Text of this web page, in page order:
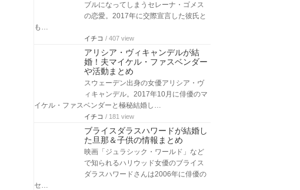
ブルになってしまうセレーナ・ゴメス
の恋愛。2017年に交際宣言した彼氏と
も…
イチコ / 407 view
アリシア・ヴィキャンデルが結
婚！夫マイケル・ファスベンダー
や活動まとめ
スウェーデン出身の女優アリシア・ヴ
ィキャンデル。2017年10月に俳優のマ
イケル・ファスベンダーと極秘結婚し…
イチコ / 181 view
ブライスダラスハワードが結婚し
た旦那＆子供の情報まとめ
映画「ジュラシック・ワールド」など
で知られるハリウッド女優のブライス
ダラスハワードさんは2006年に俳優の
セ…